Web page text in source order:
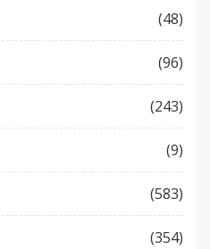
(48)
(96)
(243)
(9)
(583)
(354)